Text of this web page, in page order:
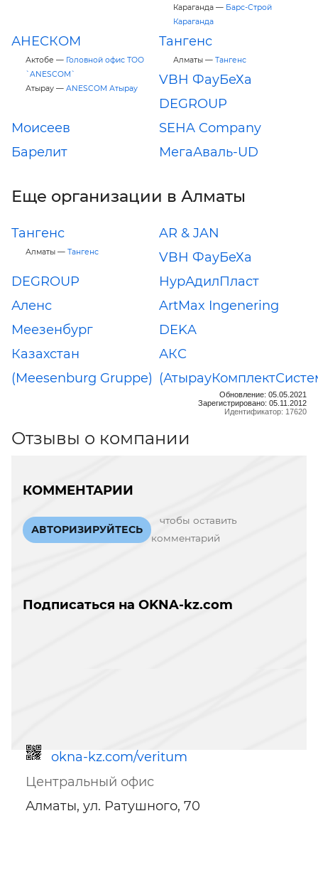
Караганда — Барс-Строй
Караганда
АНЕСКОМ
Актобе — Головной офис ТОО
`ANESCOM`
Атырау — ANESCOM Атырау
Тангенс
Алматы — Тангенс
VBH ФауБеХа
DEGROUP
Моисеев
SEHA Company
Барелит
МегаАваль-UD
Еще организации в Алматы
Тангенс
Алматы — Тангенс
AR & JAN
VBH ФауБеХа
DEGROUP
НурАдилПласт
Аленс
ArtMax Ingenering
Меезенбург
Казахстан
(Meesenburg Gruppe)
DEKA
АКС
Обновление: 05.05.2021
Зарегистрировано: 05.11.2012
Идентификатор: 17620
Отзывы о компании
КОММЕНТАРИИ
АВТОРИЗИРУЙТЕСЬ
чтобы оставить
комментарий
Подписаться на OKNA-kz.com
okna-kz.com/veritum
Центральный офис
Алматы, ул. Ратушного, 70